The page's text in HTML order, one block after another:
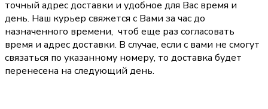
точный адрес доставки и удобное для Вас время и
день. Наш курьер свяжется с Вами за час до
назначенного времени, чтоб еще раз согласовать
время и адрес доставки. В случае, если с вами не смогут
связаться по указанному номеру, то доставка будет
перенесена на следующий день.